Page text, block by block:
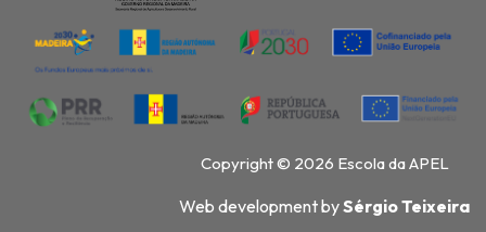
Copyright © 2026 Escola da APEL
Web development bySérgio Teixeira